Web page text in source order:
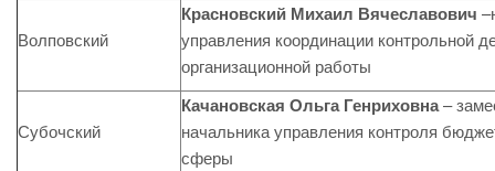
Волповский
Красновский Михаил Вячеславович
управления координации контрольной
организационной работы
Субочский
Качановская Ольга Генриховна–
начальника управления контроля
сферы